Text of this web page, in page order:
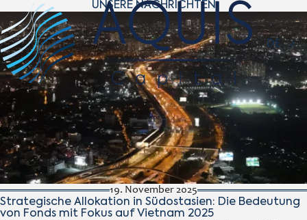
DE
UNSERE NACHRICHTEN
19. November 2025
Strategische Allokation in Südostasien: Die Bedeutung
von Fonds mit Fokus auf Vietnam 2025